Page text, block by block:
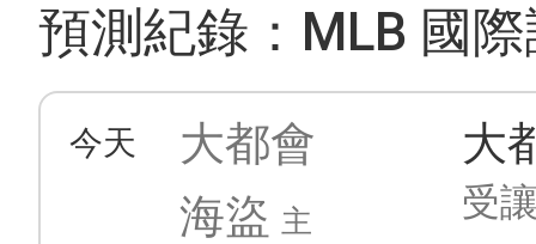
預測紀錄：MLB 國
今天
大都會
海盜 主
大
受